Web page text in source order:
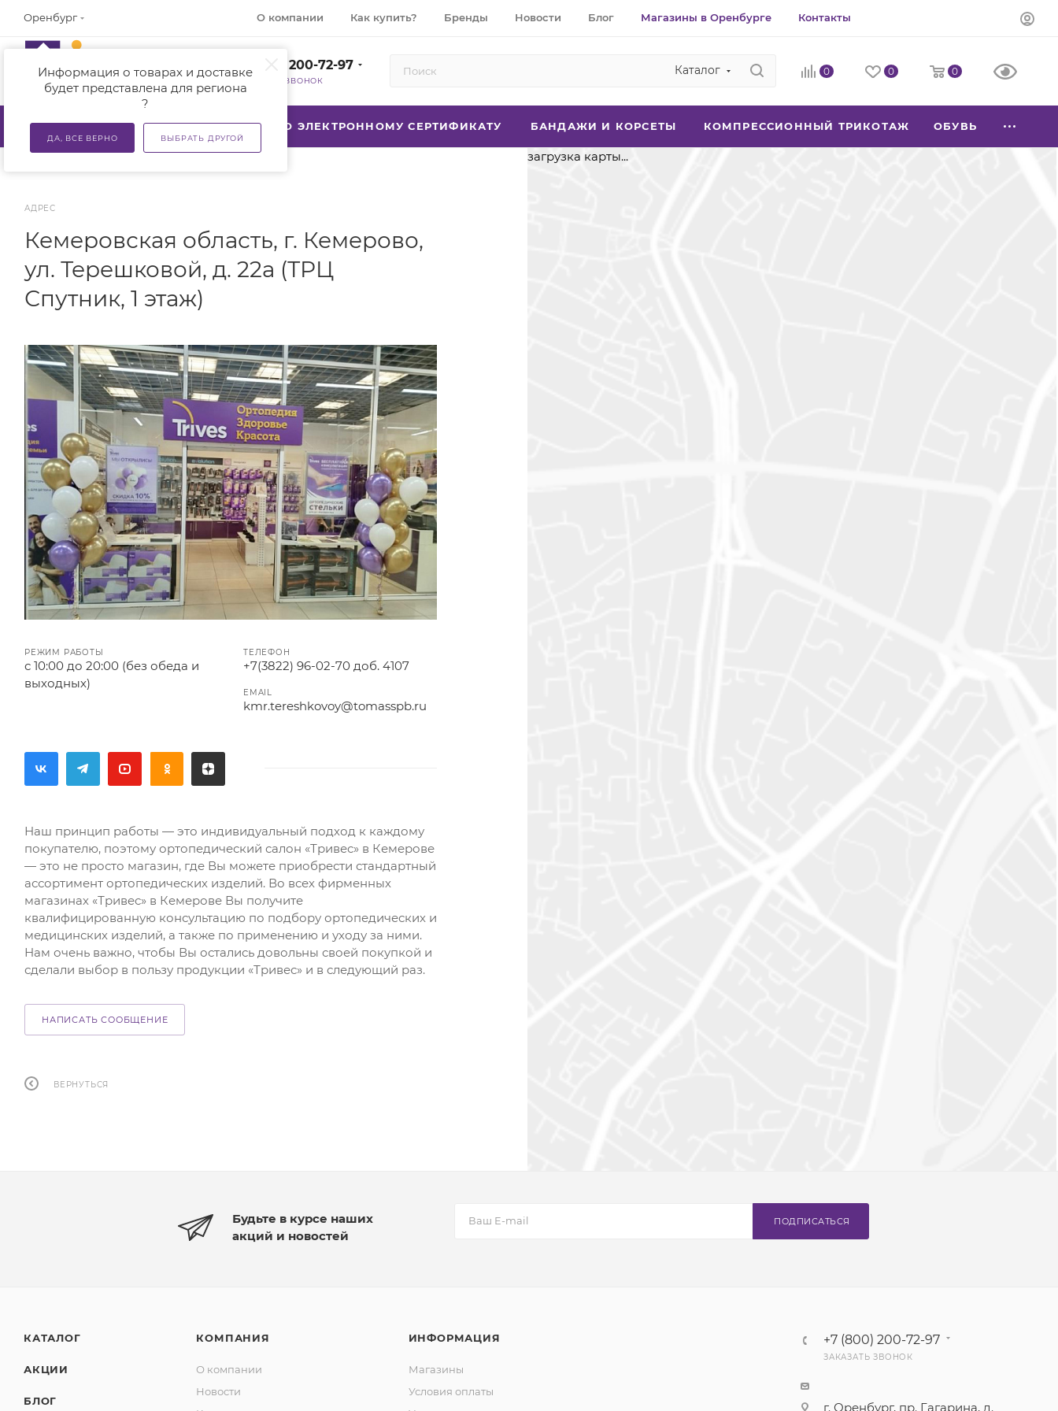
Оренбург
Информация о товарах и доставке
будет представлена для региона
?
ДА, ВСЕ ВЕРНО ВЫБРАТЬ ДРУГОЙ
О компании Как купить? Бренды Новости Блог Магазины в Оренбурге Контакты
+7 (800) 200-72-97
ЗАКАЗАТЬ ЗВОНОК
Каталог 0 0 0
КАТАЛОГ АКЦИИ ТСР ПО ЭЛЕКТРОННОМУ СЕРТИФИКАТУ БАНДАЖИ И КОРСЕТЫ КОМПРЕССИОННЫЙ ТРИКОТАЖ ОБУВЬ
АДРЕС
Кемеровская область, г. Кемерово,
ул. Терешковой, д. 22а (ТРЦ
Спутник, 1 этаж)
РЕЖИМ РАБОТЫ
с 10:00 до 20:00 (без обеда и
выходных)
ТЕЛЕФОН
+7(3822) 96-02-70 доб. 4107
EMAIL
kmr.tereshkovoy@tomasspb.ru
Наш принцип работы — это индивидуальный подход к каждому
покупателю, поэтому ортопедический салон «Тривес» в Кемерове
— это не просто магазин, где Вы можете приобрести стандартный
ассортимент ортопедических изделий. Во всех фирменных
магазинах «Тривес» в Кемерове Вы получите
квалифицированную консультацию по подбору ортопедических и
медицинских изделий, а также по применению и уходу за ними.
Нам очень важно, чтобы Вы остались довольны своей покупкой и
сделали выбор в пользу продукции «Тривес» и в следующий раз.
НАПИСАТЬ СООБЩЕНИЕ
ВЕРНУТЬСЯ
загрузка карты...
Будьте в курсе наших
акций и новостей
ПОДПИСАТЬСЯ
КАТАЛОГ
АКЦИИ
БЛОГ
КОМПАНИЯ
О компании
Новости
ИНФОРМАЦИЯ
Магазины
Условия оплаты
+7 (800) 200-72-97
ЗАКАЗАТЬ ЗВОНОК
г. Оренбург, пр. Гагарина, д.